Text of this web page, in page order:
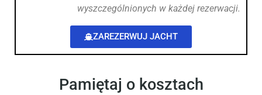
wyszczególnionych w każdej rezerwacji.
ZAREZERWUJ JACHT
Pamiętaj o kosztach